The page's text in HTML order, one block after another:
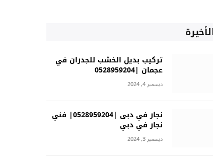
تركيب بديل الخشب للجدران في
عجمان |0528959204
ديسمبر 4, 2024
نجار في دبى |0528959204| فني
نجار في دبي
ديسمبر 3, 2024